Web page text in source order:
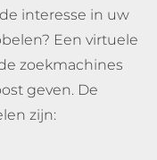
interesse in uw
Een virtuele
zoekmachines
geven. De
zijn: